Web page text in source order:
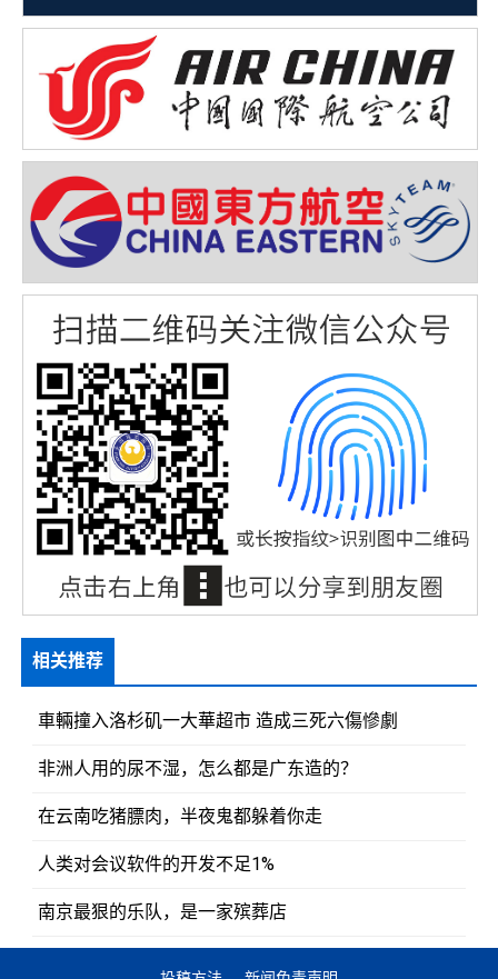
相关推荐
車輛撞入洛杉矶一大華超市 造成三死六傷慘劇
非洲人用的尿不湿，怎么都是广东造的？
在云南吃猪膘肉，半夜鬼都躲着你走
人类对会议软件的开发不足1%
南京最狠的乐队，是一家殡葬店